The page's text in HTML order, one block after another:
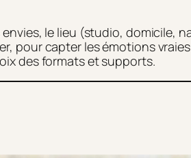
le lieu (studio, domicile,
pour capter les émotions
des formats et supports.